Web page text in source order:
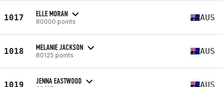
1017 ELLE MORAN
80000 points AUS
1018 MELANIE JACKSON
80125 points AUS
1019 JENNA EASTWOOD AUS